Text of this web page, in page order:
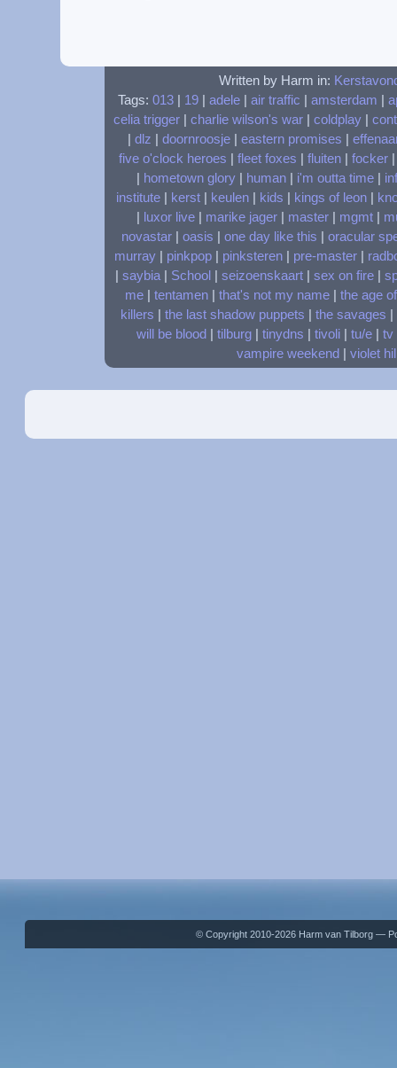
Written by Harm in:
Tags: 013| 19| adele| air traffic amsterdam
celia trigger| charlie wilson's war| coldplay|
dlz doornroosje| eastern promises
five o'clock heroes
fleet foxes fluiten| focker
hometown glory| human| i'm outta time|
institute| kerst| keulen| kids kings of leon|
luxor live| marike jager| master| mgmt|
novastar| oasis one day like this
oracular
murray| pinkpop| pinksteren| pre-master|
saybia| School seizoenskaart| sex on fire|
me| tentamen| that's not my name| the age
killers
the last shadow puppets the savages
will be blood
tilburg| tinydns tivoli| tu/e| tv
vampire weekend
violet
© Copyright 2010-2026 Harm van Tilborg —